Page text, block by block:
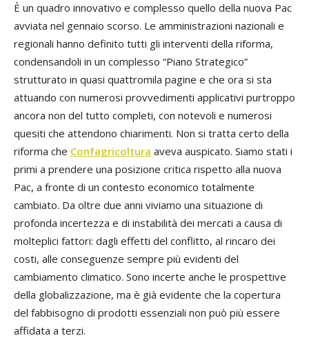
È un quadro innovativo e complesso quello della nuova Pac
avviata nel gennaio scorso. Le amministrazioni nazionali e
regionali hanno definito tutti gli interventi della riforma,
condensandoli in un complesso “Piano Strategico”
strutturato in quasi quattromila pagine e che ora si sta
attuando con numerosi provvedimenti applicativi purtroppo
ancora non del tutto completi, con notevoli e numerosi
quesiti che attendono chiarimenti. Non si tratta certo della
riforma che Confagricoltura aveva auspicato. Siamo stati i
primi a prendere una posizione critica rispetto alla nuova
Pac, a fronte di un contesto economico totalmente
cambiato. Da oltre due anni viviamo una situazione di
profonda incertezza e di instabilità dei mercati a causa di
molteplici fattori: dagli effetti del conflitto, al rincaro dei
costi, alle conseguenze sempre più evidenti del
cambiamento climatico. Sono incerte anche le prospettive
della globalizzazione, ma è già evidente che la copertura
del fabbisogno di prodotti essenziali non può più essere
affidata a terzi.